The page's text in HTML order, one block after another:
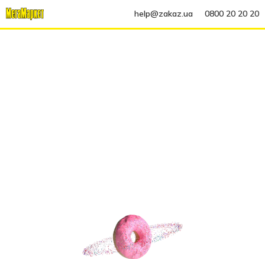
help@zakaz.ua 0800 20 20 20